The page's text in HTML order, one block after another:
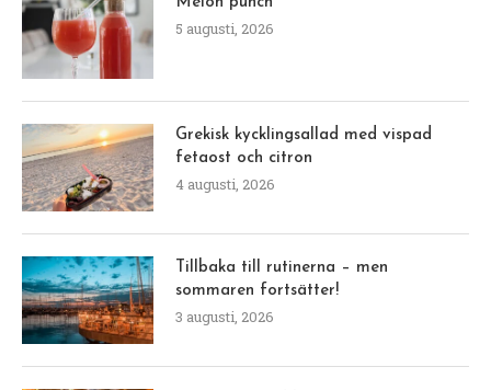
5 augusti, 2026
Grekisk kycklingsallad med vispad
fetaost och citron
4 augusti, 2026
Tillbaka till rutinerna – men
sommaren fortsätter!
3 augusti, 2026